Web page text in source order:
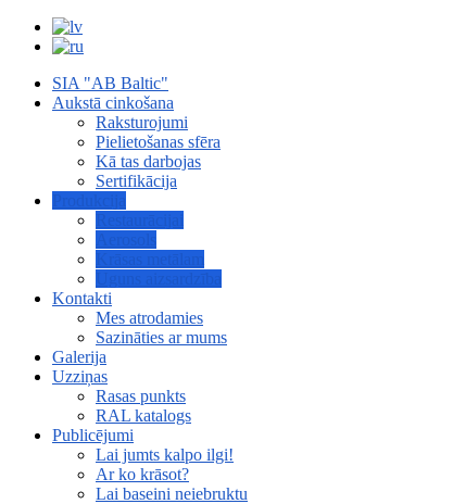
SIA "AB Baltic"
Aukstā cinkošana
Raksturojumi
Pielietošanas sfēra
Kā tas darbojas
Sertifikācija
Kontakti
Mes atrodamies
Sazināties ar mums
Galerija
Uzziņas
Rasas punkts
RAL katalogs
Publicējumi
Lai jumts kalpo ilgi!
Ar ko krāsot?
Lai baseini neiebruktu